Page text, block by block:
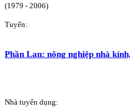
(1979 - 2006)
Tuyển:
Phần Lan: nông nghiệp nhà
Nhà tuyển dụng: